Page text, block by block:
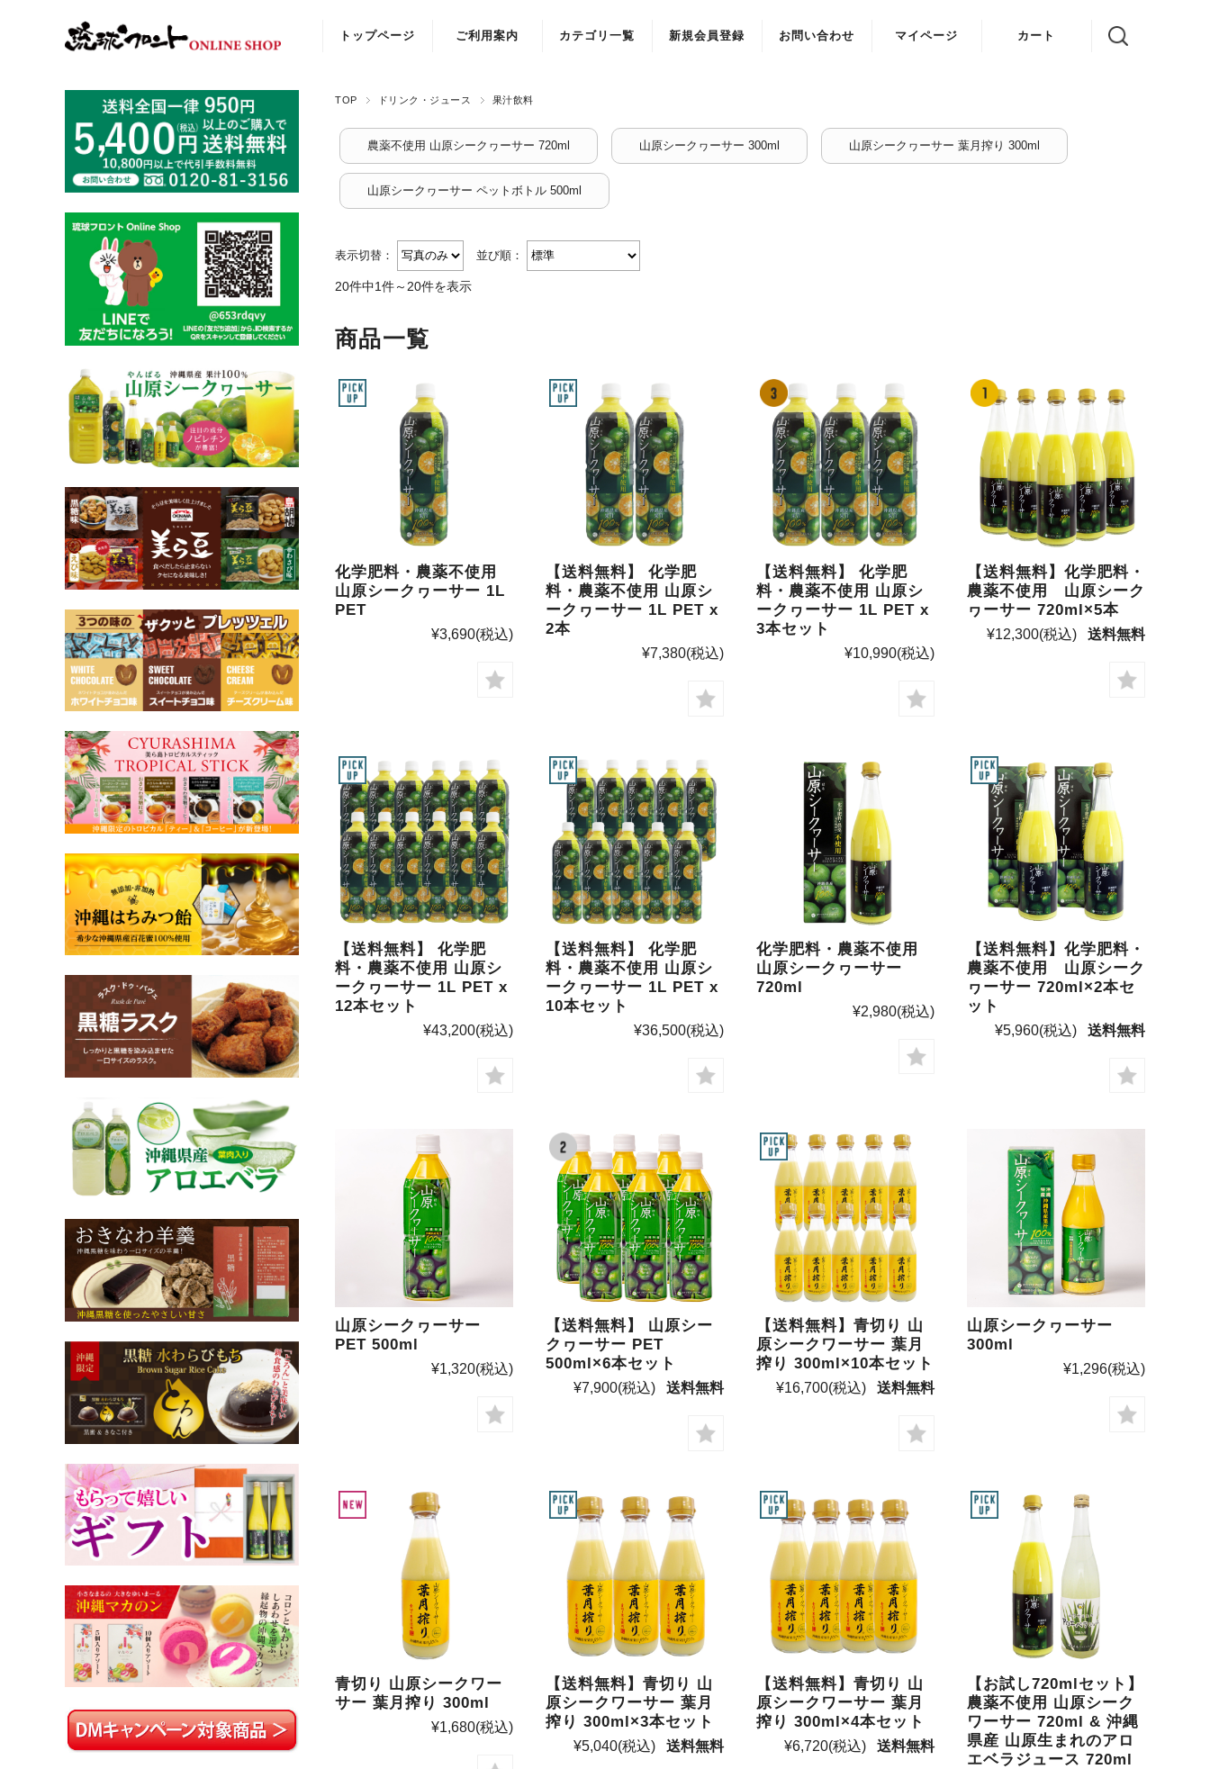
トップページ ご利用案内 カテゴリ一覧 新規会員登録 お問い合わせ マイページ カート
TOP ドリンク・ジュース 果汁飲料
農薬不使用 山原シークヮーサー 720ml 山原シークヮーサー 300ml 山原シークヮーサー 葉月搾り 300ml
山原シークヮーサー ペットボトル 500ml
表示切替： 並び順：
20件中1件～20件を表示
商品一覧
化学肥料・農薬不使用
山原シークヮーサー 1L
PET
¥3,690(税込)
【送料無料】 化学肥
料・農薬不使用 山原シ
ークヮーサー 1L PET x
2本
¥7,380(税込)
【送料無料】 化学肥
料・農薬不使用 山原シ
ークヮーサー 1L PET x
3本セット
¥10,990(税込)
【送料無料】化学肥料・
農薬不使用 山原シーク
ヮーサー 720ml×5本
¥12,300(税込) 送料無料
【送料無料】 化学肥
料・農薬不使用 山原シ
ークヮーサー 1L PET x
12本セット
¥43,200(税込)
【送料無料】 化学肥
料・農薬不使用 山原シ
ークヮーサー 1L PET x
10本セット
¥36,500(税込)
化学肥料・農薬不使用
山原シークヮーサー
720ml
¥2,980(税込)
【送料無料】化学肥料・
農薬不使用 山原シーク
ヮーサー 720ml×2本セ
ット
¥5,960(税込) 送料無料
山原シークヮーサー
PET 500ml
¥1,320(税込)
【送料無料】 山原シー
クヮーサー PET
500ml×6本セット
¥7,900(税込) 送料無料
【送料無料】青切り 山
原シークワーサー 葉月
搾り 300ml×10本セット
¥16,700(税込) 送料無料
山原シークヮーサー
300ml
¥1,296(税込)
青切り 山原シークワー
サー 葉月搾り 300ml
¥1,680(税込)
【送料無料】青切り 山
原シークワーサー 葉月
搾り 300ml×3本セット
¥5,040(税込) 送料無料
【送料無料】青切り 山
原シークワーサー 葉月
搾り 300ml×4本セット
¥6,720(税込) 送料無料
【お試し720mlセット】
農薬不使用 山原シーク
ワーサー 720ml & 沖縄
県産 山原生まれのアロ
エベラジュース 720ml